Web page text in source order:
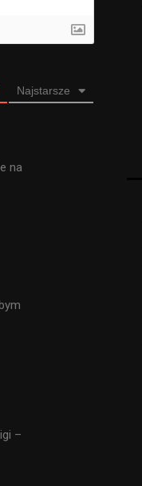
Najstarsze
na
–